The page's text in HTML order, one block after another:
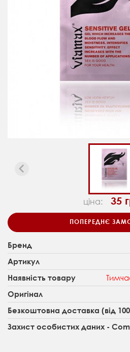
ціна: 35
ПОПЕРЕДНЄ
Бренд
Артикул
Наявність товару
Оригінал
Безкоштовна доставка (від
Захист особистих даних -